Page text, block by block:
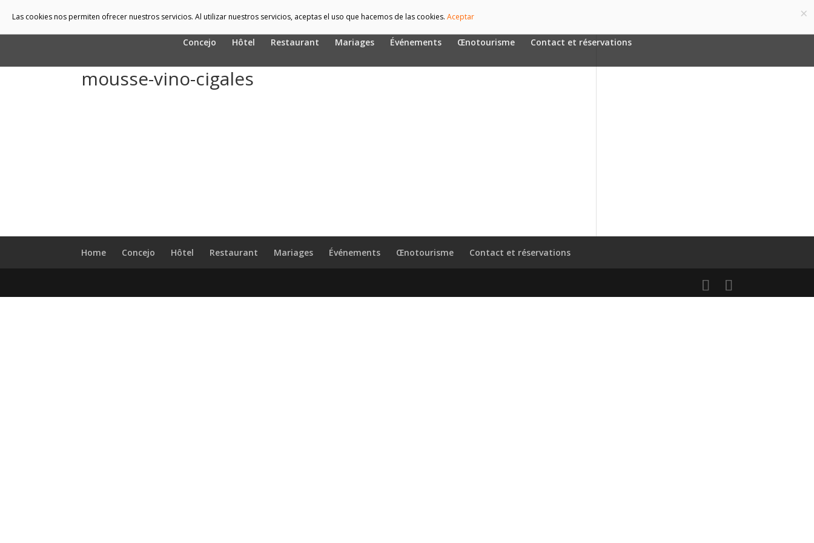
Concejo Hôtel Restaurant Mariages Événements Œnotourisme Contact et réservations
mousse-vino-cigales
Home Concejo Hôtel Restaurant Mariages Événements Œnotourisme Contact et réservations
×
Las cookies nos permiten ofrecer nuestros servicios. Al utilizar nuestros servicios, aceptas el uso que hacemos de las cookies. Aceptar